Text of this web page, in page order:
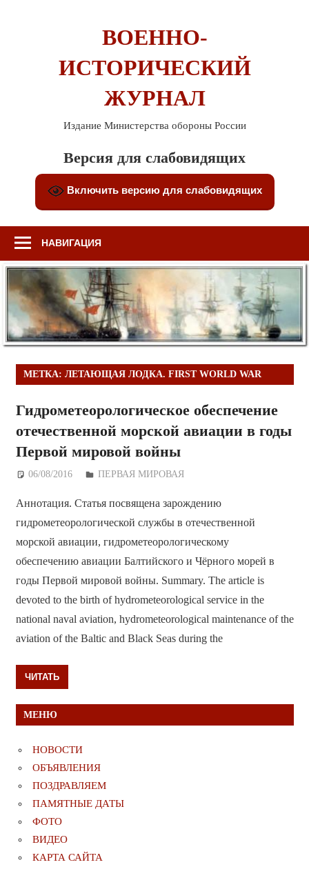
ВОЕННО-
ИСТОРИЧЕСКИЙ
ЖУРНАЛ
Издание Министерства обороны России
Версия для слабовидящих
Включить версию для слабовидящих
НАВИГАЦИЯ
МЕТКА: ЛЕТАЮЩАЯ ЛОДКА. FIRST WORLD WAR
Гидрометеорологическое обеспечение
отечественной морской авиации в годы
Первой мировой войны
06/08/2016 Дежурный по Редакции
ПЕРВАЯ МИРОВАЯ
Аннотация. Статья посвящена зарождению
гидрометеорологической службы в отечественной
морской авиации, гидрометеорологическому
обеспечению авиации Балтийского и Чёрного морей в
годы Первой мировой войны. Summary. The article is
devoted to the birth of hydrometeorological service in the
national naval aviation, hydrometeorological maintenance of the
aviation of the Baltic and Black Seas during the
ЧИТАТЬ
МЕНЮ
НОВОСТИ
ОБЪЯВЛЕНИЯ
ПОЗДРАВЛЯЕМ
ПАМЯТНЫЕ ДАТЫ
ФОТО
ВИДЕО
КАРТА САЙТА